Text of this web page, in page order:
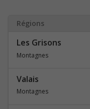
Régions
Les Grisons
Montagnes
Valais
Montagnes